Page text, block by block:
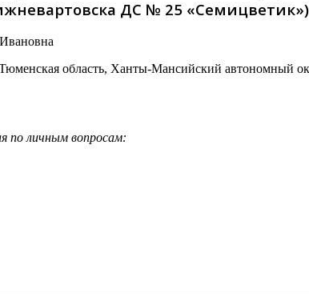
ДС № 25 «Семицветик»)
область, Ханты-Мансийский автономный
по личным вопросам: